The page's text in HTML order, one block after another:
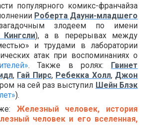
популярного комикс-франчайза
Роберта Дауни-младшего
злодеем по имени
), а в перерывах между
и трудами в лаборатории
атак при воспоминаниях о
. Также в ролях: Гвинет
, Гай Пирс, Ребекка Холл, Джон
на сей раз выступил Шейн Блэк
).
Железный человек, история
человек и его вселенная,